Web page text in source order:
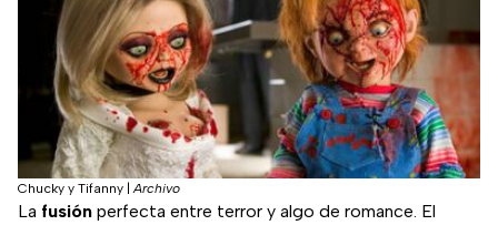
Chucky y Tifanny |Archivo
La fusión perfecta entre terror y algo de romance. El